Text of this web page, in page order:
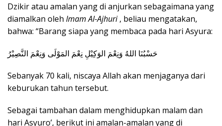
Dzikir atau amalan yang di anjurkan sebagaimana yang
diamalkan oleh Imam Al-Ajhuri, beliau mengatakan,
bahwa: “Barang siapa yang membaca pada hari Asyura:
حَسْبُنَا اللهُ وَنِعْمَ الوَكِيْلِ نِعْمَ المَوْلَى وَنِعْمَ النَّصِيْرُ
Sebanyak 70 kali, niscaya Allah akan menjaganya dari
keburukan tahun tersebut.
Sebagai tambahan dalam menghidupkan malam dan
hari Asyuro’, berikut ini amalan-amalan yang di